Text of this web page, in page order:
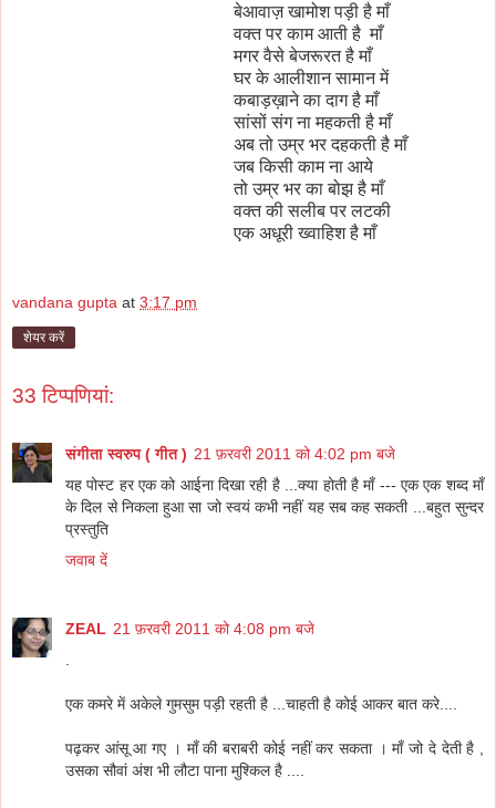
बेआवाज़ खामोश पड़ी है माँ
वक्त पर काम आती है माँ
मगर वैसे बेजरूरत है माँ
घर के आलीशान सामान में
कबाड़ख़ाने का दाग है माँ
सांसों संग ना महकती है माँ
अब तो उम्र भर दहकती है माँ
जब किसी काम ना आये
तो उम्र भर का बोझ है माँ
वक्त की सलीब पर लटकी
एक अधूरी ख्वाहिश है माँ
vandana gupta at 3:17 pm
शेयर करें
33 टिप्‍पणियां:
संगीता स्वरुप ( गीत ) 21 फ़रवरी 2011 को 4:02 pm बजे
यह पोस्ट हर एक को आईना दिखा रही है ...क्या होती है माँ --- एक एक शब्द माँ
के दिल से निकला हुआ सा जो स्वयं कभी नहीं यह सब कह सकती ...बहुत सुन्दर
प्रस्तुति
जवाब दें
ZEAL 21 फ़रवरी 2011 को 4:08 pm बजे
एक कमरे में अकेले गुमसुम पड़ी रहती है ...चाहती है कोई आकर बात करे....
पढ़कर आंसू आ गए । माँ की बराबरी कोई नहीं कर सकता । माँ जो दे देती है ,
उसका सौवां अंश भी लौटा पाना मुश्किल है ....